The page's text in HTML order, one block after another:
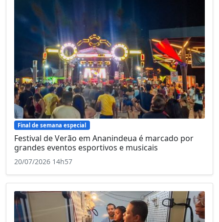
Final de semana especial
Festival de Verão em Ananindeua é marcado por
grandes eventos esportivos e musicais
20/07/2026 14h57